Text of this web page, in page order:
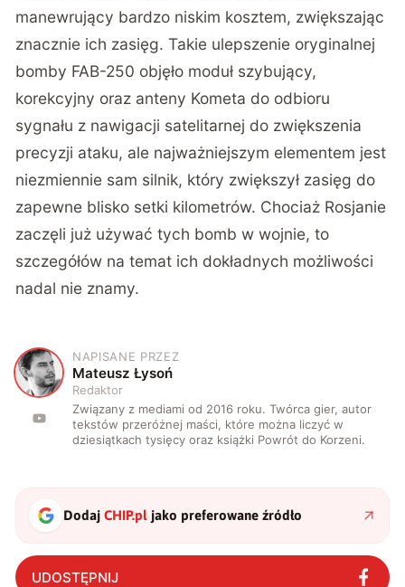
manewrujący bardzo niskim kosztem, zwiększając
znacznie ich zasięg. Takie ulepszenie oryginalnej
bomby FAB-250 objęło moduł szybujący,
korekcyjny oraz anteny Kometa do odbioru
sygnału z nawigacji satelitarnej do zwiększenia
precyzji ataku, ale najważniejszym elementem jest
niezmiennie sam silnik, który zwiększył zasięg do
zapewne blisko setki kilometrów. Chociaż Rosjanie
zaczęli już używać tych bomb w wojnie, to
szczegółów na temat ich dokładnych możliwości
nadal nie znamy.
M
NAPISANE PRZEZ
Mateusz Łysoń
Redaktor
Związany z mediami od 2016 roku. Twórca gier, autor
tekstów przeróżnej maści, które można liczyć w
dziesiątkach tysięcy oraz książki Powrót do Korzeni.
DodajCHIP.pl jako preferowane źródło
UDOSTĘPNIJ